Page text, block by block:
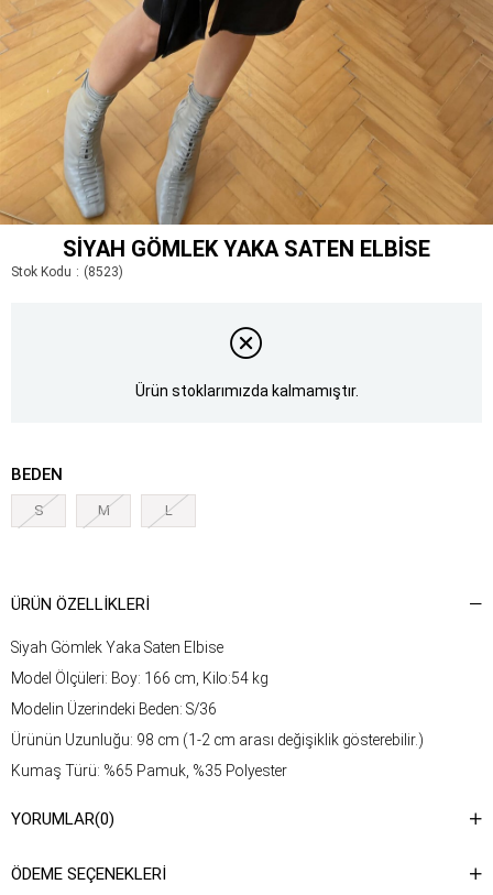
SIYAH GÖMLEK YAKA SATEN ELBISE
Stok Kodu (8523)
Ürün stoklarımızda kalmamıştır.
BEDEN
S M L
ÜRÜN ÖZELLIKLERI
Siyah Gömlek Yaka Saten Elbise
Model Ölçüleri: Boy: 166 cm, Kilo:54 kg
Modelin Üzerindeki Beden: S/36
Ürünün Uzunluğu: 98 cm (1-2 cm arası değişiklik gösterebilir.)
Kumaş Türü: %65 Pamuk, %35 Polyester
talimatına ulaşabilirsiniz.
YORUMLAR(0)
ÖDEME SEÇENEKLERI